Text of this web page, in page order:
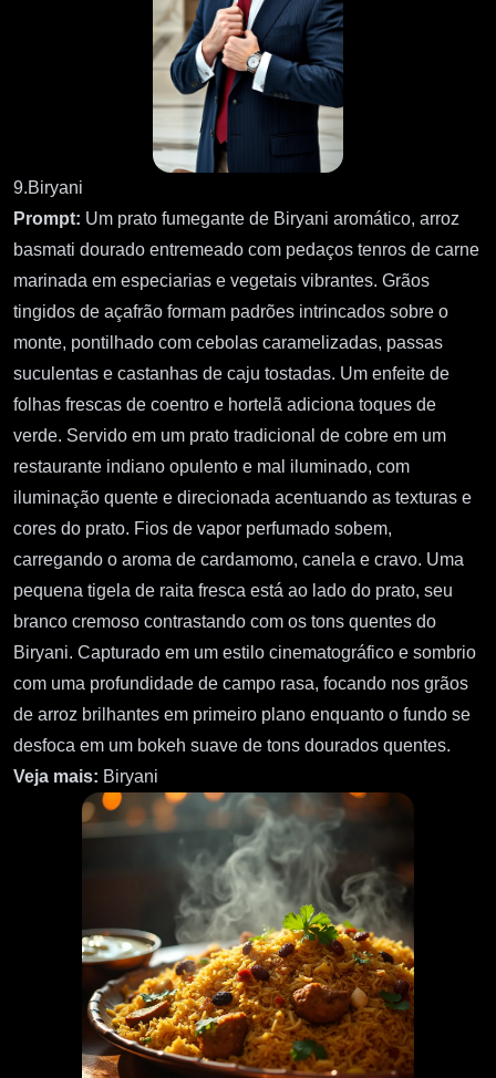
9.Biryani
Prompt: Um prato fumegante de Biryani aromático, arroz
basmati dourado entremeado com pedaços tenros de carne
marinada em especiarias e vegetais vibrantes. Grãos
tingidos de açafrão formam padrões intrincados sobre o
monte, pontilhado com cebolas caramelizadas, passas
suculentas e castanhas de caju tostadas. Um enfeite de
folhas frescas de coentro e hortelã adiciona toques de
verde. Servido em um prato tradicional de cobre em um
restaurante indiano opulento e mal iluminado, com
iluminação quente e direcionada acentuando as texturas e
cores do prato. Fios de vapor perfumado sobem,
carregando o aroma de cardamomo, canela e cravo. Uma
pequena tigela de raita fresca está ao lado do prato, seu
branco cremoso contrastando com os tons quentes do
Biryani. Capturado em um estilo cinematográfico e sombrio
com uma profundidade de campo rasa, focando nos grãos
de arroz brilhantes em primeiro plano enquanto o fundo se
desfoca em um bokeh suave de tons dourados quentes.
Veja mais: Biryani